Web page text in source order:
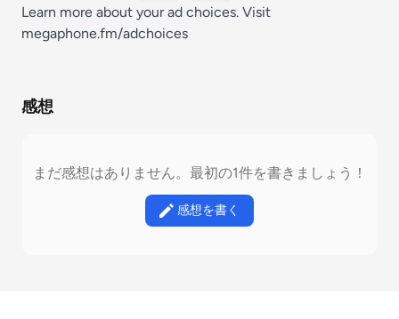
Learn more about your ad choices. Visit
megaphone.fm/adchoices
感想
まだ感想はありません。最初の1件を書きましょう！
感想を書く